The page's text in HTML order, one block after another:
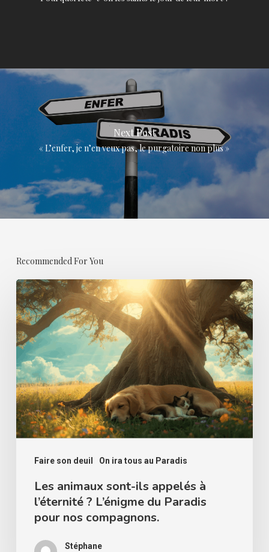
Next Post
« L’enfer, je n’en veux pas, le purgatoire non plus »
Recommended For You
Faire son deuil On ira tous au Paradis
Les
animaux
sont-
ils
appelés
à
l’éternité
?
L’énigme
Paradis
compagnons.
Les animaux sont-ils appelés à
l’éternité ? L’énigme du Paradis
pour nos compagnons.
Stéphane